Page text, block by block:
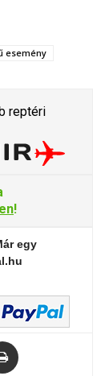
esemény
reptéri
!
egy